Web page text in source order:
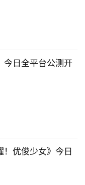
今日全平台公测开
！优俊少女》今日